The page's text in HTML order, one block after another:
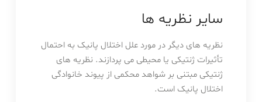
سایر نظریه ها
نظریه های دیگر در مورد علل اختلال پانیک به احتمال
تأثیرات ژنتیکی یا محیطی می پردازند. نظریه های
ژنتیکی مبتنی بر شواهد محکمی از پیوند خانوادگی
اختلال پانیک است.